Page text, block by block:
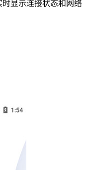
显示连接状态和网络